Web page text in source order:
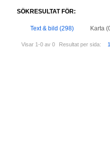
SÖKRESULTAT FÖR:
Text & bild (298) Karta
Visar 1-0 av 0 Resultat per sida: